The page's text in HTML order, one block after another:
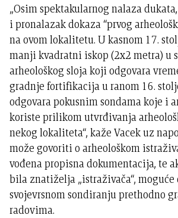
„Osim spektakularnog nalaza
i pronalazak dokaza “prvog
na ovom lokalitetu. U kasnom 17.
manji kvadratni iskop (2x2 metra) u
arheološkog sloja koji odgovara
gradnje fortifikacija u ranom 16.
odgovara pokusnim sondama koje i
koriste prilikom utvrđivanja
nekog lokaliteta“, kaže Vacek uz
može govoriti o arheološkom
vođena propisna dokumentacija, te
bila znatiželja „istraživača“, moguće
svojevrsnom sondiranju prethodno
radovima.